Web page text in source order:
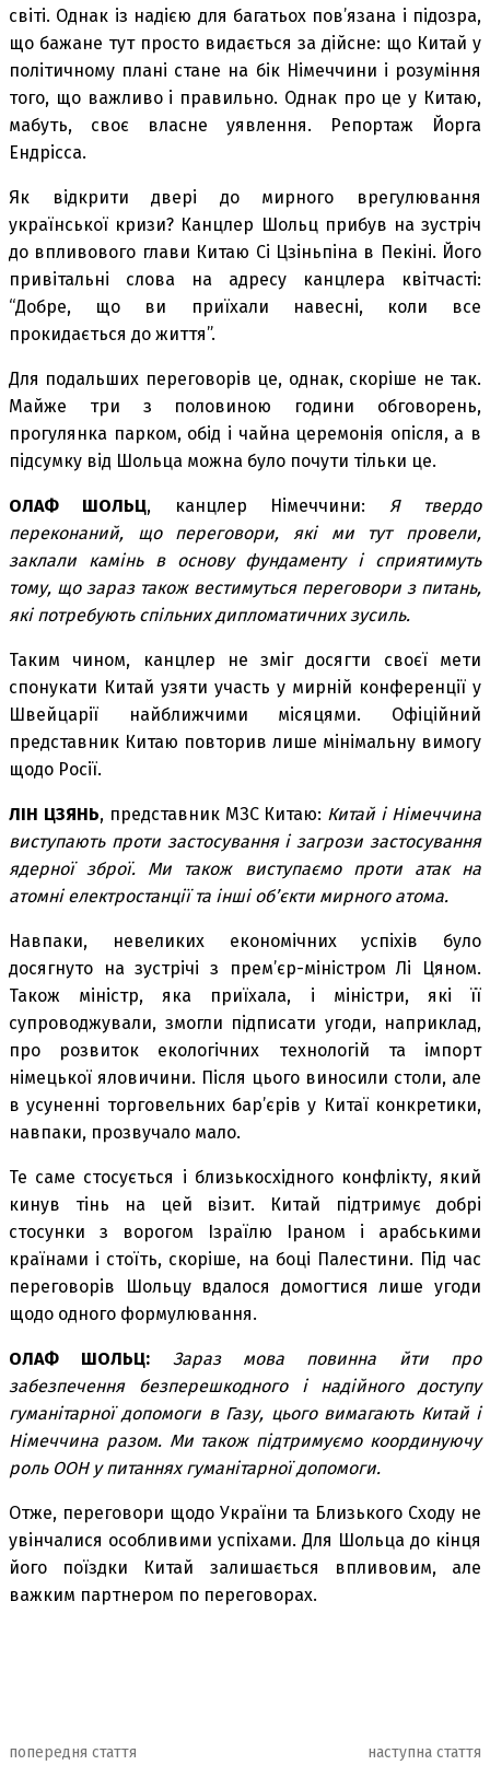
світі. Однак із надією для багатьох пов’язана і підозра,
що бажане тут просто видається за дійсне: що Китай у
політичному плані стане на бік Німеччини і розуміння
того, що важливо і правильно. Однак про це у Китаю,
мабуть, своє власне уявлення. Репортаж Йорга
Ендрісса.
Як відкрити двері до мирного врегулювання
української кризи? Канцлер Шольц прибув на зустріч
до впливового глави Китаю Сі Цзіньпіна в Пекіні. Його
привітальні слова на адресу канцлера квітчасті:
“Добре, що ви приїхали навесні, коли все
прокидається до життя”.
Для подальших переговорів це, однак, скоріше не так.
Майже три з половиною години обговорень,
прогулянка парком, обід і чайна церемонія опісля, а в
підсумку від Шольца можна було почути тільки це.
ОЛАФ ШОЛЬЦ, канцлер Німеччини: Я твердо
переконаний, що переговори, які ми тут провели,
заклали камінь в основу фундаменту і сприятимуть
тому, що зараз також вестимуться переговори з питань,
які потребують спільних дипломатичних зусиль.
Таким чином, канцлер не зміг досягти своєї мети
спонукати Китай узяти участь у мирній конференції у
Швейцарії найближчими місяцями. Офіційний
представник Китаю повторив лише мінімальну вимогу
щодо Росії.
ЛІН ЦЗЯНЬ, представник МЗС Китаю: Китай і Німеччина
виступають проти застосування і загрози застосування
ядерної зброї. Ми також виступаємо проти атак на
атомні електростанції та інші об’єкти мирного атома.
Навпаки, невеликих економічних успіхів було
досягнуто на зустрічі з прем’єр-міністром Лі Цяном.
Також міністр, яка приїхала, і міністри, які її
супроводжували, змогли підписати угоди, наприклад,
про розвиток екологічних технологій та імпорт
німецької яловичини. Після цього виносили столи, але
в усуненні торговельних бар’єрів у Китаї конкретики,
навпаки, прозвучало мало.
Те саме стосується і близькосхідного конфлікту, який
кинув тінь на цей візит. Китай підтримує добрі
стосунки з ворогом Ізраїлю Іраном і арабськими
країнами і стоїть, скоріше, на боці Палестини. Під час
переговорів Шольцу вдалося домогтися лише угоди
щодо одного формулювання.
ОЛАФ ШОЛЬЦ:
Зараз мова повинна йти про
забезпечення безперешкодного і надійного доступу
гуманітарної допомоги в Газу, цього вимагають Китай і
Німеччина разом. Ми також підтримуємо координуючу
роль ООН у питаннях гуманітарної допомоги.
Отже, переговори щодо України та Близького Сходу не
увінчалися особливими успіхами. Для Шольца до кінця
його поїздки Китай залишається впливовим, але
важким партнером по переговорах.
попередня стаття наступна стаття